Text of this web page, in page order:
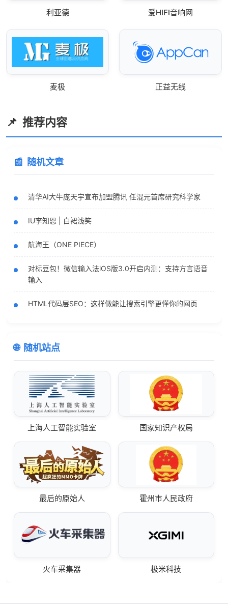
利亚德 爱HIFI音响网
麦极 正益无线
推荐内容
随机文章
清华AI大牛庞天宇宣布加盟腾讯 任混元首席研究科学家
IU李知恩 | 白裙浅笑
航海王（ONE PIECE）
对标豆包！微信输入法iOS版3.0开启内测：支持方言语音
输入
HTML代码层SEO：这样做能让搜索引擎更懂你的网页
随机站点
上海人工智能实验室 国家知识产权局
最后的原始人 霍州市人民政府
火车采集器 极米科技